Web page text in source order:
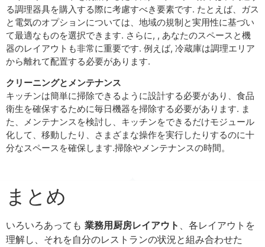
る調理器具を購入する際に考慮すべき要素です. たとえば、ガス
と電気のオプションについては、地域の規制と実用性に基づい
て最適なものを選択できます. さらに, , あなたのスペースと機
器のレイアウトも非常に重要です. 例えば, 冷蔵庫は調理エリア
から離れて配置する必要があります.
クリーニングとメンテナンス
キッチンは簡単に掃除できるように設計する必要があり、食品
衛生を確保するために毎日機器を掃除する必要があります. ま
た、メンテナンスを検討し、キッチンをできるだけモジュール
化して、移動したり、さまざまな操作を実行したりするのに十
分なスペースを確保します.掃除やメンテナンスの時間。
まとめ
いろいろあっても 業務用厨房レイアウト 、各レイアウトを
理解し、それを自分のレストランの状況と組み合わせた